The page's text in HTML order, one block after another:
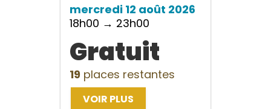
mercredi 12 août 2026
18h00 → 23h00
Gratuit
19 places restantes
VOIR PLUS